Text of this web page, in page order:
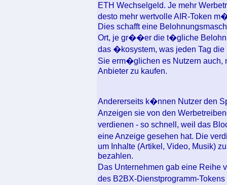
ETH Wechselgeld. Je mehr
desto mehr wertvolle AIR-Token
Dies schafft eine
Ort, je gr��er die t�gliche
das �kosystem, was jeden Tag
Sie erm�glichen es Nutzern auch,
Anbieter zu kaufen.
Andererseits k�nnen Nutzer den
Anzeigen sie von den
verdienen - so schnell, weil das
eine Anzeige gesehen hat. Die
um Inhalte (Artikel, Video, Musik)
bezahlen.
Das Unternehmen gab eine
des B2BX-Dienstprogramm-